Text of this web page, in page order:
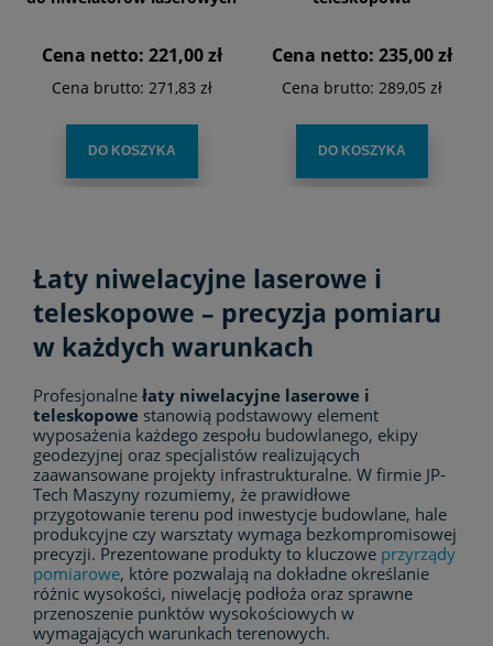
Cena netto: 221,00 zł
Cena brutto: 271,83 zł
DO KOSZYKA
Cena netto: 235,00 zł
Cena brutto: 289,05 zł
DO KOSZYKA
Łaty niwelacyjne laserowe i
teleskopowe – precyzja pomiaru
w każdych warunkach
Profesjonalne łaty niwelacyjne laserowe i
teleskopowe stanowią podstawowy element
wyposażenia każdego zespołu budowlanego, ekipy
geodezyjnej oraz specjalistów realizujących
zaawansowane projekty infrastrukturalne. W firmie JP-
Tech Maszyny rozumiemy, że prawidłowe
przygotowanie terenu pod inwestycje budowlane, hale
produkcyjne czy warsztaty wymaga bezkompromisowej
precyzji. Prezentowane produkty to kluczowe przyrządy
pomiarowe, które pozwalają na dokładne określanie
różnic wysokości, niwelację podłoża oraz sprawne
przenoszenie punktów wysokościowych w
wymagających warunkach terenowych.